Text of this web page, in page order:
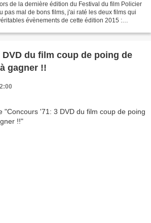
de la dernière édition du Festival du film Policier
pas mal de bons films, j'ai raté les deux films qui
évènements de cette édition 2015 :
du film coup de poing de
gagner !!